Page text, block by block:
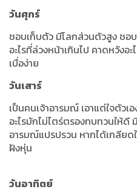
วันศุกร์
ชอบเก็บตัว มีโลกส่วนตัวสูง ชอ
อะไรที่ล่วงหน้าเกินไป คาดหวังอ
เบื่อง่าย
วันเสาร์
เป็นคนเจ้าอารมณ์ เอาแต่ใจตัวเ
อะไรมักไม่ไตร่ตรองทบทวนให้
อารมณ์แปรปรวน หากได้เกลียด
ฝังหุ่น
วันอาทิตย์